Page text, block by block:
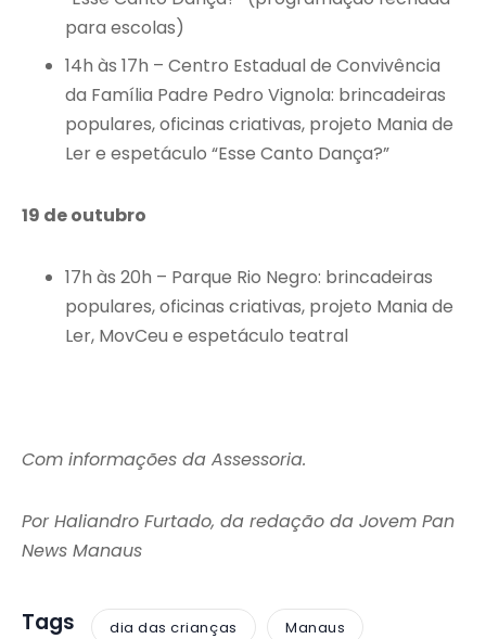
para escolas)
14h às 17h – Centro Estadual de Convivência
da Família Padre Pedro Vignola: brincadeiras
populares, oficinas criativas, projeto Mania de
Ler e espetáculo “Esse Canto Dança?”
19 de outubro
17h às 20h – Parque Rio Negro: brincadeiras
populares, oficinas criativas, projeto Mania de
Ler, MovCeu e espetáculo teatral
Com informações da Assessoria.
Por Haliandro Furtado, da redação da Jovem Pan
News Manaus
Tags dia das crianças Manaus